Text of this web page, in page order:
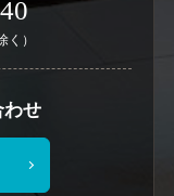
）
わせ